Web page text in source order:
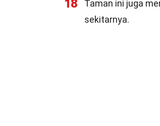
18
Taman ini juga
sekitarnya.